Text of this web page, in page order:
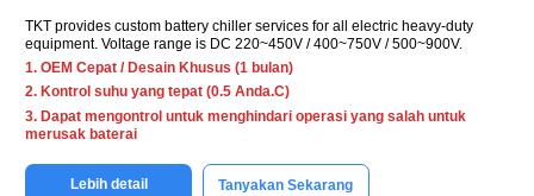
TKT provides custom battery chiller services for all electric heavy-duty
equipment. Voltage range is DC 220~450V / 400~750V / 500~900V.
1. OEM Cepat / Desain Khusus (1 bulan)
2. Kontrol suhu yang tepat (0.5 Anda.C)
3. Dapat mengontrol untuk menghindari operasi yang salah untuk
merusak baterai
Lebih detail Tanyakan Sekarang